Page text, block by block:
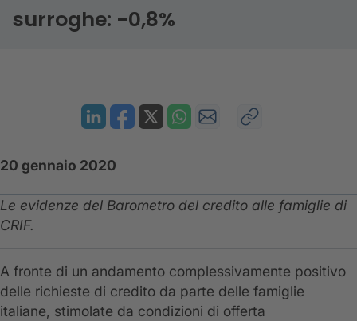
surroghe: -0,8%
20 gennaio 2020
Le evidenze del Barometro del credito alle famiglie di
CRIF.
A fronte di un andamento complessivamente positivo
delle richieste di credito da parte delle famiglie
italiane, stimolate da condizioni di offerta